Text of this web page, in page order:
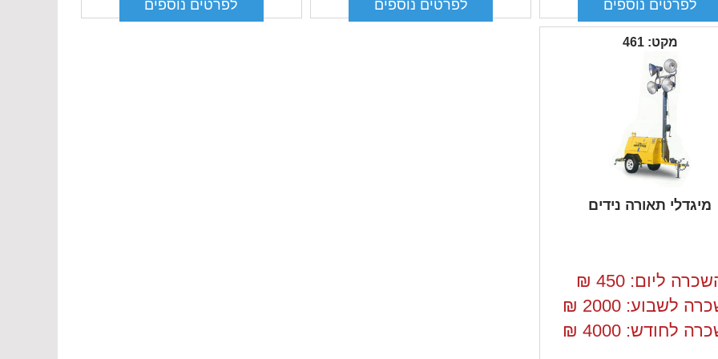
מקט: 461
מיגדלי תאורה נידים
ליום: 450
₪
לשבוע: 2000
₪
לחודש: 4000
₪